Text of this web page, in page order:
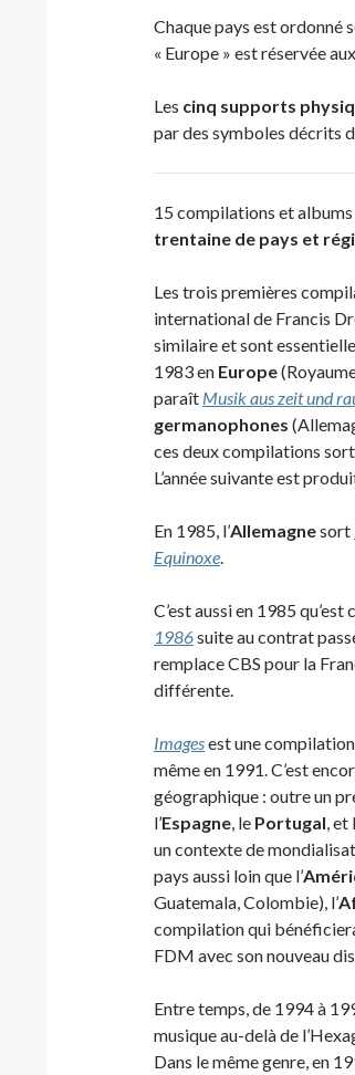
Chaque pays est ordonné
« Europe » est réservée
Les cinq supports
par des symboles décrits
15 compilations et
trentaine de pays et
Les trois premières
international de Francis
similaire et sont
1983 en Europe
paraît Musik aus zeit und
germanophones
ces deux compilations
L’année suivante est
En 1985, l’Allemagnesort
Equinoxe.
C’est aussi en 1985
1986suite au contrat
remplace CBS pour la
différente.
Imagesest une
même en 1991. C’est
géographique : outre un
l’Espagne, le Portugal, et
un contexte de
pays aussi loin que l’
Guatemala, Colombie), l’
compilation qui
FDM avec son nouveau
Entre temps, de 1994 à
musique au-delà de
Dans le même genre, en